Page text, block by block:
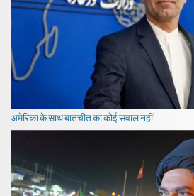
अमेरिका के साथ बातचीत का कोई सवाल नहीं